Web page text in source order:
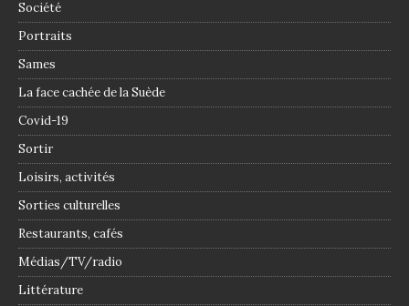
Société
Portraits
Sames
La face cachée de la Suède
Covid-19
Sortir
Loisirs, activités
Sorties culturelles
Restaurants, cafés
Médias/TV/radio
Littérature